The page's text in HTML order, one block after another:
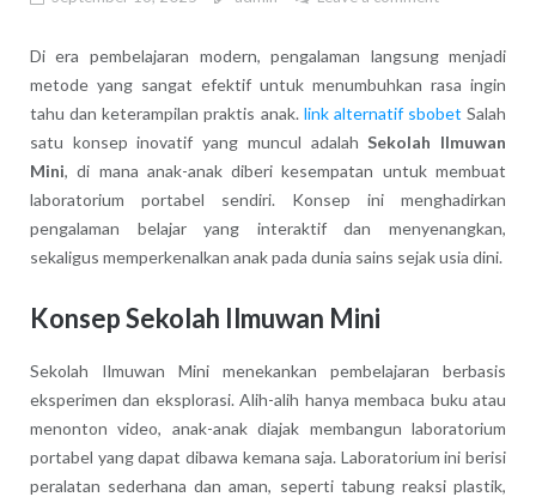
Di era pembelajaran modern, pengalaman langsung menjadi
metode yang sangat efektif untuk menumbuhkan rasa ingin
tahu dan keterampilan praktis anak. link alternatif sbobet Salah
satu konsep inovatif yang muncul adalahSekolah Ilmuwan
Mini, di mana anak-anak diberi kesempatan untuk membuat
laboratorium portabel sendiri. Konsep ini menghadirkan
pengalaman belajar yang interaktif dan menyenangkan,
sekaligus memperkenalkan anak pada dunia sains sejak usia dini.
Konsep Sekolah Ilmuwan Mini
Sekolah Ilmuwan Mini menekankan pembelajaran berbasis
eksperimen dan eksplorasi. Alih-alih hanya membaca buku atau
menonton video, anak-anak diajak membangun laboratorium
portabel yang dapat dibawa kemana saja. Laboratorium ini berisi
peralatan sederhana dan aman, seperti tabung reaksi plastik,